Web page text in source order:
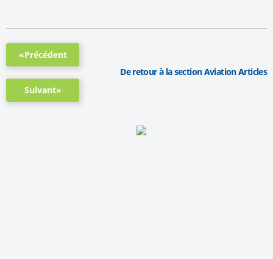
«Précédent
Suivant»
De retour à la section Aviation Articles